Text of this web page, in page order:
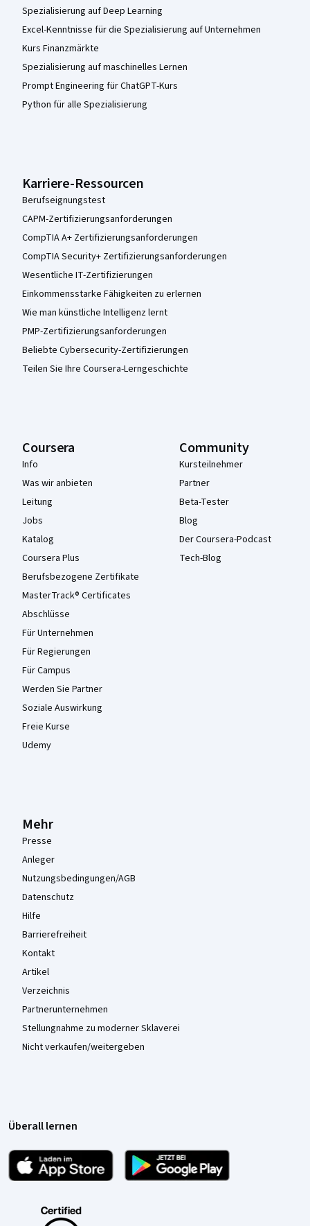
Spezialisierung auf Deep Learning
Excel-Kenntnisse für die Spezialisierung auf Unternehmen
Kurs Finanzmärkte
Spezialisierung auf maschinelles Lernen
Prompt Engineering für ChatGPT-Kurs
Python für alle Spezialisierung
Karriere-Ressourcen
Berufseignungstest
CAPM-Zertifizierungsanforderungen
CompTIA A+ Zertifizierungsanforderungen
CompTIA Security+ Zertifizierungsanforderungen
Wesentliche IT-Zertifizierungen
Einkommensstarke Fähigkeiten zu erlernen
Wie man künstliche Intelligenz lernt
PMP-Zertifizierungsanforderungen
Beliebte Cybersecurity-Zertifizierungen
Teilen Sie Ihre Coursera-Lerngeschichte
Coursera
Info
Was wir anbieten
Leitung
Jobs
Katalog
Coursera Plus
Berufsbezogene Zertifikate
MasterTrack® Certificates
Abschlüsse
Für Unternehmen
Für Regierungen
Für Campus
Werden Sie Partner
Soziale Auswirkung
Freie Kurse
Udemy
Community
Kursteilnehmer
Partner
Beta-Tester
Blog
Der Coursera-Podcast
Tech-Blog
Mehr
Presse
Anleger
Nutzungsbedingungen/AGB
Datenschutz
Hilfe
Barrierefreiheit
Kontakt
Artikel
Verzeichnis
Partnerunternehmen
Stellungnahme zu moderner Sklaverei
Nicht verkaufen/weitergeben
Überall lernen